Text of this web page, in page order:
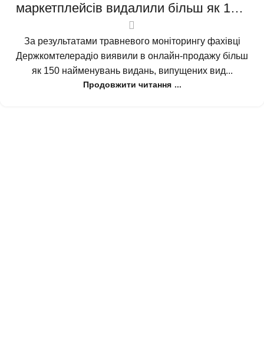
маркетплейсів видалили більш як 10,5
тисячі російських і білоруських книг
За результатами травневого моніторингу фахівці
Держкомтелерадіо виявили в онлайн-продажу більш
як 150 найменувань видань, випущених вид...
Продовжити читання